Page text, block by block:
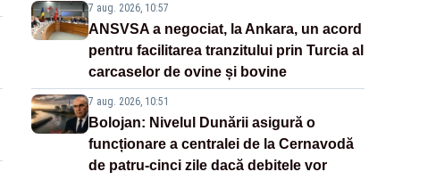
7 aug. 2026, 10:57
ANSVSA a negociat, la Ankara, un acord
pentru facilitarea tranzitului prin Turcia al
carcaselor de ovine și bovine
7 aug. 2026, 10:51
Bolojan: Nivelul Dunării asigură o
funcționare a centralei de la Cernavodă
de patru-cinci zile dacă debitele vor